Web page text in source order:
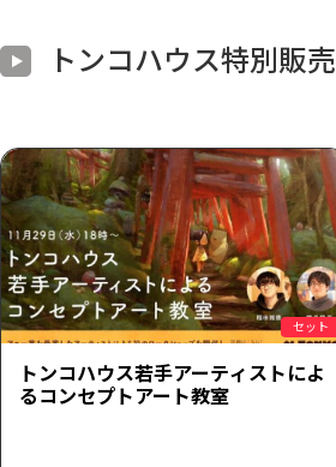
トンコハウス特別販売
セット
トンコハウス若手アーティストによ
るコンセプトアート教室